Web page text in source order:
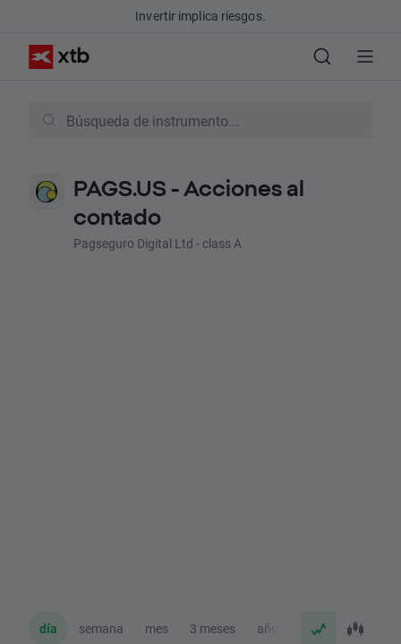
Invertir implica riesgos.
PAGS.US - Acciones al
contado
Pagseguro Digital Ltd - class A
día semana mes 3 meses año